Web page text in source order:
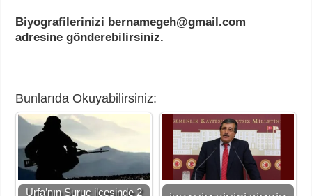
Biyografilerinizi bernamegeh@gmail.com
adresine gönderebilirsiniz.
Bunlarıda Okuyabilirsiniz:
Urfa’nın Suruç ilçesinde 2